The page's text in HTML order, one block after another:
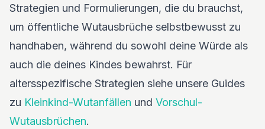
Strategien und Formulierungen, die du brauchst,
um öffentliche Wutausbrüche selbstbewusst zu
handhaben, während du sowohl deine Würde als
auch die deines Kindes bewahrst. Für
altersspezifische Strategien siehe unsere Guides
zu Kleinkind-Wutanfällen und Vorschul-
Wutausbrüchen.